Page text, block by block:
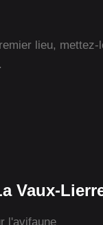
lieu,
Vaux-
l'avifaune